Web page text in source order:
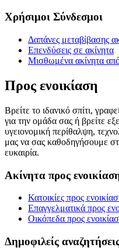
Χρήσιμοι Σύνδεσμοι
Δαπάνες μεταβίβασης
Επενδύσεις σε ακίνητα
Μισθωμένα ακίνητα
Προς ενοικίαση
Βρείτε το ιδανικό σπίτι,
για την ομάδα σας ή βρείτε
υγειονομική περίθαλψη,
μας να σας καθοδηγήσουμε
ευκαιρία.
Ακίνητα προς
Κατοικίες προς
Επαγγελματικά προς
Οικόπεδα προς
Δημοφιλείς